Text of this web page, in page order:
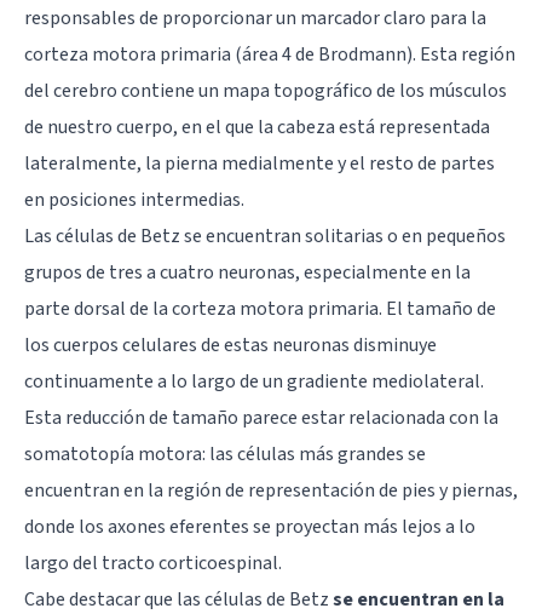
responsables de proporcionar un marcador claro para la
corteza motora primaria (área 4 de Brodmann). Esta región
del cerebro contiene un mapa topográfico de los músculos
de nuestro cuerpo, en el que la cabeza está representada
lateralmente, la pierna medialmente y el resto de partes
en posiciones intermedias.
Las células de Betz se encuentran solitarias o en pequeños
grupos de tres a cuatro neuronas, especialmente en la
parte dorsal de la corteza motora primaria. El tamaño de
los cuerpos celulares de estas neuronas disminuye
continuamente a lo largo de un gradiente mediolateral.
Esta reducción de tamaño parece estar relacionada con la
somatotopía motora: las células más grandes se
encuentran en la región de representación de pies y piernas,
donde los axones eferentes se proyectan más lejos a lo
largo del tracto corticoespinal.
Cabe destacar que las células de Betzse encuentran en la